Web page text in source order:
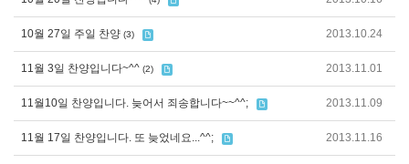
10월 27일 주일 찬양 (3) 2013.10.24
11월 3일 찬양입니다~^^ (2) 2013.11.01
11월10일 찬양입니다. 늦어서 죄송합니다~~^^; 2013.11.09
11월 17일 찬양입니다. 또 늦었네요...^^; 2013.11.16